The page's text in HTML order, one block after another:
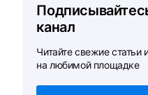
канал
Читайте свежие статьи
на любимой площадке